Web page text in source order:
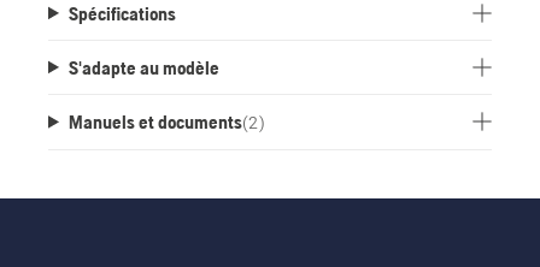
Spécifications
S'adapte au modèle
Manuels et documents(2)